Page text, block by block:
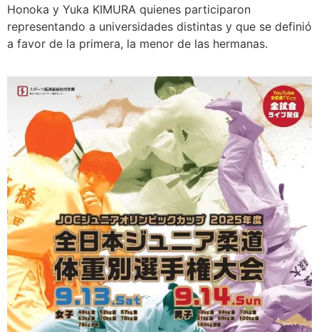
Honoka y Yuka KIMURA quienes participaron
representando a universidades distintas y que se definió
a favor de la primera, la menor de las hermanas.